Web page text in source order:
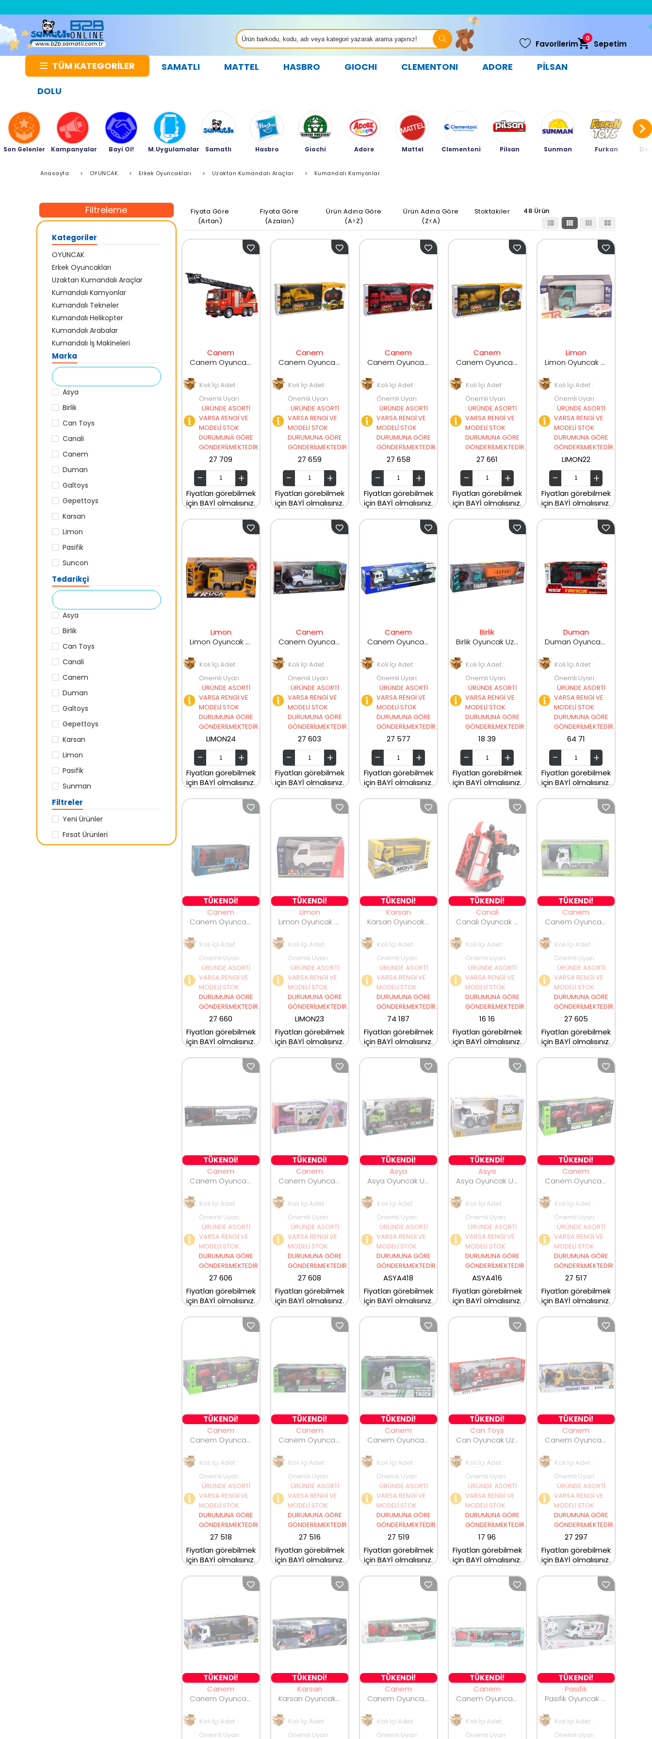
Sepetim
0
TÜM KATEGORİLER SAMATLI MATTEL HASBRO GIOCHI CLEMENTONI ADORE
PİLSAN
DOLU
Favorilerim
Son Gelenler Kampanyalar Bayi Ol! M.Uygulamalar Samatlı Hasbro Giochi Adore Mattel Clementoni Pilsan Sunman Furkan
Anasayfa > OYUNCAK > Erkek Oyuncakları > Uzaktan Kumandalı Araçlar > Kumandalı Kamyonlar
Filtreleme
Kategoriler
OYUNCAK
Erkek Oyuncakları
Uzaktan Kumandalı Araçlar
Kumandalı Kamyonlar
Kumandalı Tekneler
Kumandalı Helikopter
Kumandalı Arabalar
Kumandalı İş Makineleri
Marka
Asya
Birlik
Can Toys
Canali
Canem
Duman
Galtoys
Gepettoys
Karsan
Limon
Pasifik
Suncon
Tedarikçi
Asya
Birlik
Can Toys
Canali
Canem
Duman
Galtoys
Gepettoys
Karsan
Limon
Pasifik
Sunman
Filtreler
Yeni Ürünler
Fırsat Ürünleri
Fiyata Göre
(Artan)
Fiyata Göre
(Azalan)
Ürün Adına Göre
(A>Z)
Ürün Adına Göre
(Z<A)
Stoktakiler 48 Ürün
Canem
Canem Oyuncak Uzaktan Kumandalı Büyük Kutulu Şarjlı Fonksiyonlu İtfaiye 93310
Koli İçi Adet :
Önemli Uyarı
: ÜRÜNDE ASORTİ
VARSA RENGİ VE
MODELİ STOK
DURUMUNA GÖRE
GÖNDERİLMEKTEDİR.
27 709
Fiyatları görebilmek
için BAYİ olmalısınız.
Canem
Canem Oyuncak Şarjlı Uzaktan Kumandalı Kamyon 313A-1
Koli İçi Adet :
Önemli Uyarı
: ÜRÜNDE ASORTİ
VARSA RENGİ VE
MODELİ STOK
DURUMUNA GÖRE
GÖNDERİLMEKTEDİR.
27 659
Fiyatları görebilmek
için BAYİ olmalısınız.
Canem
Canem Oyuncak Şarjlı Uzaktan Kumandalı İtfaiye Aracı 314A-1
Koli İçi Adet :
Önemli Uyarı
: ÜRÜNDE ASORTİ
VARSA RENGİ VE
MODELİ STOK
DURUMUNA GÖRE
GÖNDERİLMEKTEDİR.
27 658
Fiyatları görebilmek
için BAYİ olmalısınız.
Canem
Canem Oyuncak Şarjlı Uzaktan Kumandalı Harç Kamyonu 313A-2
Koli İçi Adet :
Önemli Uyarı
: ÜRÜNDE ASORTİ
VARSA RENGİ VE
MODELİ STOK
DURUMUNA GÖRE
GÖNDERİLMEKTEDİR.
27 661
Fiyatları görebilmek
için BAYİ olmalısınız.
Limon
Limon Oyuncak Şarjlı Uzaktan Kumandalı Duman Atan Kamyon 3688-G148A
Koli İçi Adet :
Önemli Uyarı
: ÜRÜNDE ASORTİ
VARSA RENGİ VE
MODELİ STOK
DURUMUNA GÖRE
GÖNDERİLMEKTEDİR.
LIMON22
Fiyatları görebilmek
için BAYİ olmalısınız.
Limon
Limon Oyuncak Şarjlı Uzaktan Kumandalı Kamyon FC402A
Koli İçi Adet :
Önemli Uyarı
: ÜRÜNDE ASORTİ
VARSA RENGİ VE
MODELİ STOK
DURUMUNA GÖRE
GÖNDERİLMEKTEDİR.
LIMON24
Fiyatları görebilmek
için BAYİ olmalısınız.
Canem
Canem Oyuncak Şarjlı Uzaktan Kumandalı Çöp Kamyonu 687A
Koli İçi Adet :
Önemli Uyarı
: ÜRÜNDE ASORTİ
VARSA RENGİ VE
MODELİ STOK
DURUMUNA GÖRE
GÖNDERİLMEKTEDİR.
27 603
Fiyatları görebilmek
için BAYİ olmalısınız.
Canem
Canem Oyuncak Uzaktan Kumandalı Şarjlı Tır 928-34/928-35
Koli İçi Adet :
Önemli Uyarı
: ÜRÜNDE ASORTİ
VARSA RENGİ VE
MODELİ STOK
DURUMUNA GÖRE
GÖNDERİLMEKTEDİR.
27 577
Fiyatları görebilmek
için BAYİ olmalısınız.
Birlik
Birlik Oyuncak Uzaktan Kumandalı 4 Fonsiyon Şarjlı Uzun Tır QH200-5-QH200-6
Koli İçi Adet :
Önemli Uyarı
: ÜRÜNDE ASORTİ
VARSA RENGİ VE
MODELİ STOK
DURUMUNA GÖRE
GÖNDERİLMEKTEDİR.
18 39
Fiyatları görebilmek
için BAYİ olmalısınız.
Duman
Duman Oyuncak Uzaktan Kumandalı 5 Fonksiyon DMN3589-1S 1:18
Koli İçi Adet :
Önemli Uyarı
: ÜRÜNDE ASORTİ
VARSA RENGİ VE
MODELİ STOK
DURUMUNA GÖRE
GÖNDERİLMEKTEDİR.
64 71
Fiyatları görebilmek
için BAYİ olmalısınız.
TÜKENDİ!
Canem
Canem Oyuncak Şarjlı Uzaktan Kumandalı Tır 636A-1/636A-2
Koli İçi Adet :
Önemli Uyarı
: ÜRÜNDE ASORTİ
VARSA RENGİ VE
MODELİ STOK
DURUMUNA GÖRE
GÖNDERİLMEKTEDİR.
27 660
Fiyatları görebilmek
için BAYİ olmalısınız.
TÜKENDİ!
Limon
Limon Oyuncak Şarjlı Uzaktan Kumandalı Duman Atan Kamyonet 3688-G182A
Koli İçi Adet :
Önemli Uyarı
: ÜRÜNDE ASORTİ
VARSA RENGİ VE
MODELİ STOK
DURUMUNA GÖRE
GÖNDERİLMEKTEDİR.
LIMON23
Fiyatları görebilmek
için BAYİ olmalısınız.
TÜKENDİ!
Karsan
Karsan Oyuncak Uzaktan Kumandalı Şarjlı Full Fonksiyonlu Kamyon
Koli İçi Adet :
Önemli Uyarı
: ÜRÜNDE ASORTİ
VARSA RENGİ VE
MODELİ STOK
DURUMUNA GÖRE
GÖNDERİLMEKTEDİR.
74 187
Fiyatları görebilmek
için BAYİ olmalısınız.
TÜKENDİ!
Canali
Canali Oyuncak Uzaktan Kumandalı Robota Dönüşen İtfaiye 828-5
Koli İçi Adet :
Önemli Uyarı
: ÜRÜNDE ASORTİ
VARSA RENGİ VE
MODELİ STOK
DURUMUNA GÖRE
GÖNDERİLMEKTEDİR.
16 16
Fiyatları görebilmek
için BAYİ olmalısınız.
TÜKENDİ!
Canem
Canem Oyuncak Uzaktan Kumandalı Büyük Şarjlı Çöp Kamyonu YJ-113-1
Koli İçi Adet :
Önemli Uyarı
: ÜRÜNDE ASORTİ
VARSA RENGİ VE
MODELİ STOK
DURUMUNA GÖRE
GÖNDERİLMEKTEDİR.
27 605
Fiyatları görebilmek
için BAYİ olmalısınız.
TÜKENDİ!
Canem
Canem Oyuncak Şarjlı Uzaktan Kumandalı Tır Tanker 639A-1
Koli İçi Adet :
Önemli Uyarı
: ÜRÜNDE ASORTİ
VARSA RENGİ VE
MODELİ STOK
DURUMUNA GÖRE
GÖNDERİLMEKTEDİR.
27 606
Fiyatları görebilmek
için BAYİ olmalısınız.
TÜKENDİ!
Canem
Canem Oyuncak Şarjlı Uzaktan Kumandalı Karavan Kamyon FC001/FC003
Koli İçi Adet :
Önemli Uyarı
: ÜRÜNDE ASORTİ
VARSA RENGİ VE
MODELİ STOK
DURUMUNA GÖRE
GÖNDERİLMEKTEDİR.
27 608
Fiyatları görebilmek
için BAYİ olmalısınız.
TÜKENDİ!
Asya
Asya Oyuncak Uzaktan Kumandalı Şarjlı İş Makinası Taşıyan Tır A8196-QH9010
Koli İçi Adet :
Önemli Uyarı
: ÜRÜNDE ASORTİ
VARSA RENGİ VE
MODELİ STOK
DURUMUNA GÖRE
GÖNDERİLMEKTEDİR.
ASYA418
Fiyatları görebilmek
için BAYİ olmalısınız.
TÜKENDİ!
Asya
Asya Oyuncak Uzaktan Kumandalı Kamyon A8196-QH9008
Koli İçi Adet :
Önemli Uyarı
: ÜRÜNDE ASORTİ
VARSA RENGİ VE
MODELİ STOK
DURUMUNA GÖRE
GÖNDERİLMEKTEDİR.
ASYA416
Fiyatları görebilmek
için BAYİ olmalısınız.
TÜKENDİ!
Canem
Canem Oyuncak Full Fonksiyonlu Uzaktan Kumandalı Traktör 666-90
Koli İçi Adet :
Önemli Uyarı
: ÜRÜNDE ASORTİ
VARSA RENGİ VE
MODELİ STOK
DURUMUNA GÖRE
GÖNDERİLMEKTEDİR.
27 517
Fiyatları görebilmek
için BAYİ olmalısınız.
TÜKENDİ!
Canem
Canem Oyuncak Full Fonksiyonlu Uzaktan Kumandalı Traktör 666-91
Koli İçi Adet :
Önemli Uyarı
: ÜRÜNDE ASORTİ
VARSA RENGİ VE
MODELİ STOK
DURUMUNA GÖRE
GÖNDERİLMEKTEDİR.
27 518
Fiyatları görebilmek
için BAYİ olmalısınız.
TÜKENDİ!
Canem
Canem Oyuncak Full Fonksiyonlu Uzaktan Kumandalı Traktör 666-87
Koli İçi Adet :
Önemli Uyarı
: ÜRÜNDE ASORTİ
VARSA RENGİ VE
MODELİ STOK
DURUMUNA GÖRE
GÖNDERİLMEKTEDİR.
27 516
Fiyatları görebilmek
için BAYİ olmalısınız.
TÜKENDİ!
Canem
Canem Oyuncak Şarjlı Uzaktan Kumandalı Çöp Kamyonu HT311
Koli İçi Adet :
Önemli Uyarı
: ÜRÜNDE ASORTİ
VARSA RENGİ VE
MODELİ STOK
DURUMUNA GÖRE
GÖNDERİLMEKTEDİR.
27 519
Fiyatları görebilmek
için BAYİ olmalısınız.
TÜKENDİ!
Can Toys
Can Oyuncak Uzaktan Kumandalı Şarjlı İtfaiye Aracı 328-70
Koli İçi Adet :
Önemli Uyarı
: ÜRÜNDE ASORTİ
VARSA RENGİ VE
MODELİ STOK
DURUMUNA GÖRE
GÖNDERİLMEKTEDİR.
17 96
Fiyatları görebilmek
için BAYİ olmalısınız.
TÜKENDİ!
Canem
Canem Oyuncak Uzaktan Kumandalı Şarjlı Tır HT079
Koli İçi Adet :
Önemli Uyarı
: ÜRÜNDE ASORTİ
VARSA RENGİ VE
MODELİ STOK
DURUMUNA GÖRE
GÖNDERİLMEKTEDİR.
27 297
Fiyatları görebilmek
için BAYİ olmalısınız.
TÜKENDİ!
Canem
Canem Oyuncak Uzaktan Kumandalı Tır Şarjlı HT188
Koli İçi Adet :
Önemli Uyarı
TÜKENDİ!
Karsan
Karsan Oyuncak Büyük Full Fonksiyonlu Şarjlı Tır Seti QH300-1D
Koli İçi Adet :
Önemli Uyarı
TÜKENDİ!
Canem
Canem Oyuncak Uzaktan Kumandalı Şarjlı Tır AH999D-2D
Koli İçi Adet :
Önemli Uyarı
TÜKENDİ!
Canem
Canem Oyuncak Şarjlı Uzaktan Kumandalı Tır AH999D-1D
Koli İçi Adet :
Önemli Uyarı
TÜKENDİ!
Pasifik
Pasifik Oyuncak Kumandalı Karavan QH201-1
Koli İçi Adet :
Önemli Uyarı